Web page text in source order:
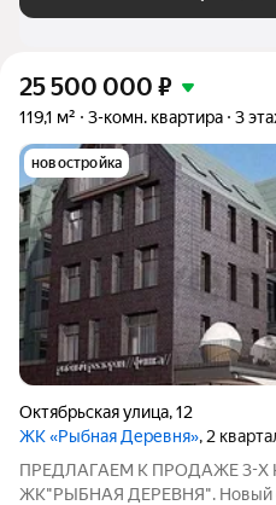
25 500 000 ₽
119,1 м² 3-комн. квартира 3
новостройка
Октябрьская улица,12
ЖК «Рыбная Деревня», 2
ПРЕДЛАГАЕМ К ПРОДАЖЕ 3-
ЖК"РЫБНАЯ ДЕРЕВНЯ". Новый